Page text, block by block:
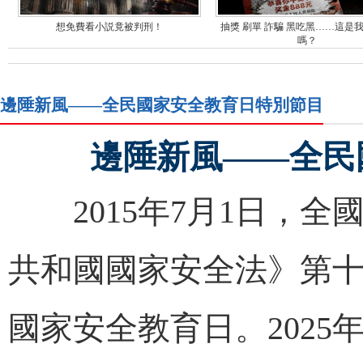
想免費看小説竟被判刑！
抽獎 刷單 詐騙 黑吃黑……這是
嗎？
邊陲新風——全民國家安全教育日特別節目
邊陲新風——全民
2015年7月1日，全國
共和國國家安全法》第
國家安全教育日。2025